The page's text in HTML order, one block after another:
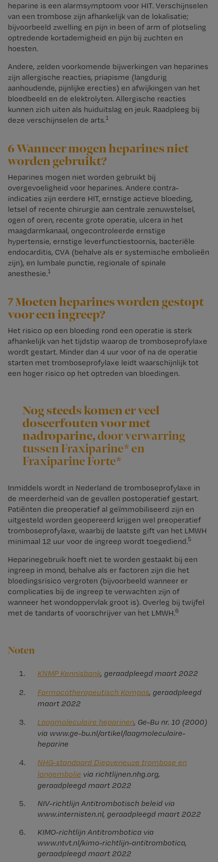
heparine is een alarmsymptoom voor HIT. Verschijnselen
van een trombose zijn afhankelijk van de lokalisatie;
bijvoorbeeld zwelling en pijn in been of arm of plotseling
optredende kortademigheid en pijn bij zuchten en
hoesten.
Andere, zelden voorkomende bijwerkingen van heparines
zijn allergische reacties, priapisme (langdurig
aanhoudende, pijnlijke erecties) en afwijkingen van het
bloedbeeld en de elektrolyten. Allergische reacties
kunnen zich uiten als huiduitslag en jeuk. Raadpleeg bij
deze verschijnselen de arts.1
6 Wanneer mogen heparines niet
worden gebruikt?
Heparines mogen niet worden gebruikt bij
overgevoeligheid voor heparines. Andere contra-
indicaties zijn eerdere HIT, ernstige actieve bloeding,
letsel of recente chirurgie aan centrale zenuwstelsel,
ogen of oren, recente grote operatie, ulcera in het
maagdarmkanaal, ongecontroleerde ernstige
hypertensie, ernstige leverfunctiestoornis, bacteriële
endocarditis, CVA (behalve als er systemische embolieën
zijn), en lumbale punctie, regionale of spinale
anesthesie.1
7 Moeten heparines worden gestopt
voor een ingreep?
Het risico op een bloeding rond een operatie is sterk
afhankelijk van het tijdstip waarop de tromboseprofylaxe
wordt gestart. Minder dan 4 uur voor of na de operatie
starten met tromboseprofylaxe leidt waarschijnlijk tot
een hoger risico op het optreden van bloedingen.
Nog steeds komen er veel
doseerfouten voor met
nadroparine, door verwarring
tussen Fraxiparine* en
Fraxiparine Forte*
Inmiddels wordt in Nederland de tromboseprofylaxe in
de meerderheid van de gevallen postoperatief gestart.
Patiënten die preoperatief al geïmmobiliseerd zijn en
uitgesteld worden geopereerd krijgen wel preoperatief
tromboseprofylaxe, waarbij de laatste gift van het LMWH
minimaal 12 uur voor de ingreep wordt toegediend.5
Heparinegebruik hoeft niet te worden gestaakt bij een
ingreep in mond, behalve als er factoren zijn die het
bloedingsrisico vergroten (bijvoorbeeld wanneer er
complicaties bij de ingreep te verwachten zijn of
wanneer het wondoppervlak groot is). Overleg bij twijfel
met de tandarts of voorschrijver van het LMWH.6
Noten
KNMP Kennisbank, geraadpleegd maart 2022
Farmacotherapeutisch Kompas, geraadpleegd
maart 2022
Laagmoleculaire heparinen, Ge-Bu nr. 10 (2000)
via www.ge-bu.nl/artikel/laagmoleculaire-
heparine
NHG-standaard Diepveneuze trombose en
longembolie via richtlijnen.nhg.org,
geraadpleegd maart 2022
NIV-richtlijn Antitrombotisch beleid via
www.internisten.nl, geraadpleegd maart 2022
KIMO-richtlijn Antitrombotica via
www.ntvt.nl/kimo-richtlijn-antitrombotica,
geraadpleegd maart 2022